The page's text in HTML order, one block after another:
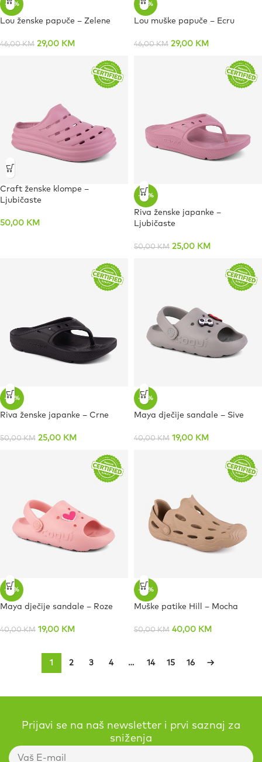
-37%
Lou ženske papuče – Zelene
46,00KM 29,00 KM
-37%
Lou muške papuče – Ecru
46,00KM 29,00 KM
Craft ženske klompe –
Ljubičaste
50,00 KM
-50%
Riva ženske japanke –
Ljubičaste
50,00KM 25,00 KM
-50%
Riva ženske japanke – Crne
50,00KM 25,00 KM
-53%
Maya dječije sandale – Sive
40,00KM 19,00 KM
-53%
Maya dječije sandale – Roze
40,00KM 19,00 KM
-20%
Muške patike Hill – Mocha
50,00KM 40,00 KM
1 2 3 4 … 14 15 16 →
Prijavi se na naš newsletter i prvi saznaj za
sniženja